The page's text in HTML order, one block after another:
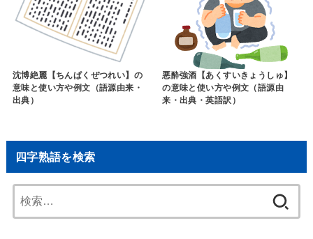
沈博絶麗【ちんぱくぜつれい】の
意味と使い方や例文（語源由来・
出典）
悪酔強酒【あくすいきょうしゅ】
の意味と使い方や例文（語源由
来・出典・英語訳）
四字熟語を検索
索: